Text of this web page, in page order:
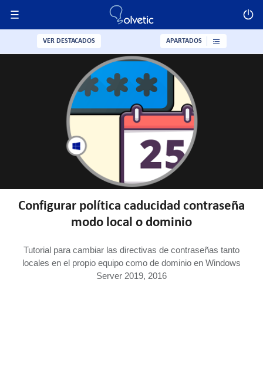
Configurar política caducidad contraseña
modo local o dominio
Tutorial para cambiar las directivas de contraseñas tanto
locales en el propio equipo como de dominio en Windows
Server 2019, 2016
VER DESTACADOS APARTADOS